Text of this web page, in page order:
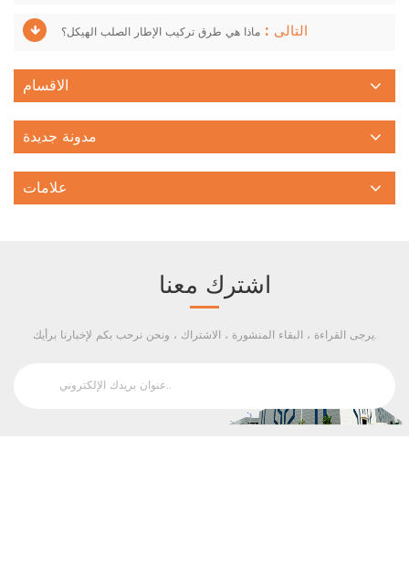
التالى : ماذا هي طرق تركيب الإطار الصلب الهيكل؟
الاقسام
مدونة جديدة
علامات
اشترك معنا
يرجى القراءة ، البقاء المنشورة ، الاشتراك ، ونحن نرحب بكم لإخبارنا برأيك.